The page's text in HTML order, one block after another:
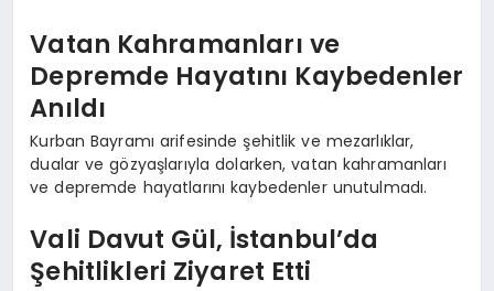
Vatan Kahramanları ve
Depremde Hayatını Kaybedenler
Anıldı
Kurban Bayramı arifesinde şehitlik ve mezarlıklar,
dualar ve gözyaşlarıyla dolarken, vatan kahramanları
ve depremde hayatlarını kaybedenler unutulmadı.
Vali Davut Gül, İstanbul’da
Şehitlikleri Ziyaret Etti